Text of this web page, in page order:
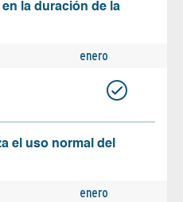
la duración de la
enero
el uso normal del
enero